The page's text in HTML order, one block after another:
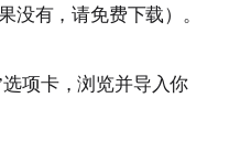
没有，请免费下载）。
项卡，浏览并导入你